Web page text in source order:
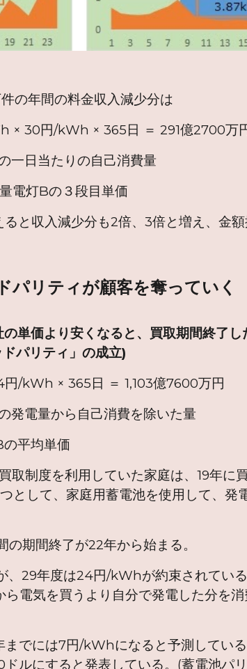
の年間の料金収入減少分は
/kWh × 365日 ＝ 291億2700万
りの自己消費量
３段目単価
と収入減少分も2倍、3倍と増え、金額
パリティが顧客を奪っていく
単価より安くなると、買取期間終了
パリティ」の成立)
× 365日 ＝ 1,103億7600万円
ら自己消費を除いた量
均単価
制度を利用していた家庭は、19年に
として、家庭用蓄電池を使用して、発
期間終了が22年から始まる。
29年度は24円/kWhが約束されてい
電気を買うより自分で発電した分を
でには7円/kWhになると予測してい
ルにすると発表している。(蓄電池パ